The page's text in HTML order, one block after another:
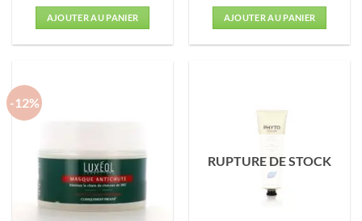
initial
était :
د.ت84.000.
AJOUTER AU PANIER
initial
était :
د.ت68.000.
AJOUTER AU PANIER
-12%
RUPTURE DE STOCK